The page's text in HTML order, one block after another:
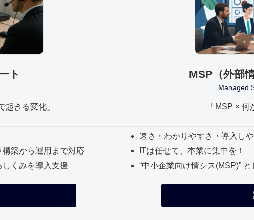
ト
起きる変化」
築から運用まで対応
くみを導入支援
MSP（外部
Managed
「MSP × 何
速さ・わかりやすさ・導入しや
ITは任せて、本業に集中を！
“中小企業向け情シス(MSP)”